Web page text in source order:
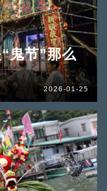
鬼节”那么
2026-01-25